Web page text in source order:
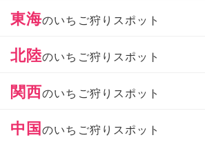
東海のいちご狩りスポット
北陸のいちご狩りスポット
関西のいちご狩りスポット
中国のいちご狩りスポット